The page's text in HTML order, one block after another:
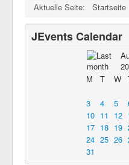
Aktuelle Seite: Startseite
JEvents Calendar
M
T W
3
4 5
10 11 12
17 18 19
24 25 26
31